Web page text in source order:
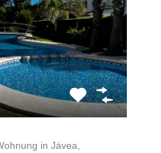
in Jávea,